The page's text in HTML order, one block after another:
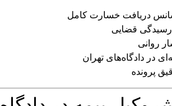
دریافت خسارت کامل
رسیدگی قضایی
روانی
در دادگاه‌های تهران
پرونده